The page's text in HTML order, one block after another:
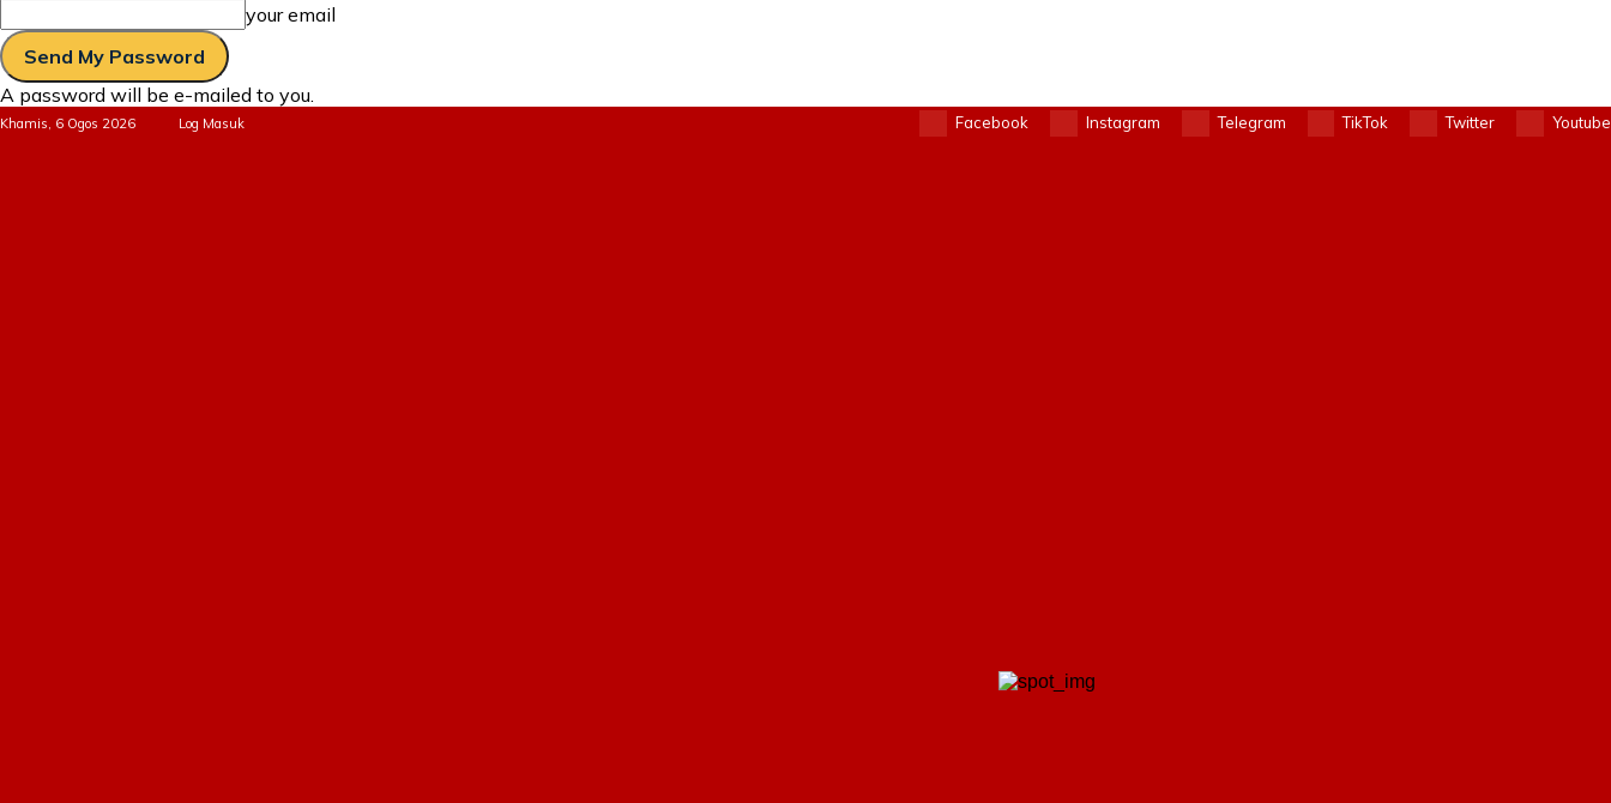
your email
A password will be e-mailed to you.
Khamis, 6 Ogos 2026 Log Masuk Facebook Instagram Telegram TikTok Twitter Youtube